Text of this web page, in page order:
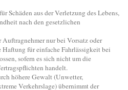
Schäden aus der Verletzung des Lebens,
nach den gesetzlichen
Auftragnehmer nur bei Vorsatz oder
Haftung für einfache Fahrlässigkeit bei
sofern es sich nicht um die
handelt.
höhere Gewalt (Unwetter,
Verkehrslage) übernimmt der